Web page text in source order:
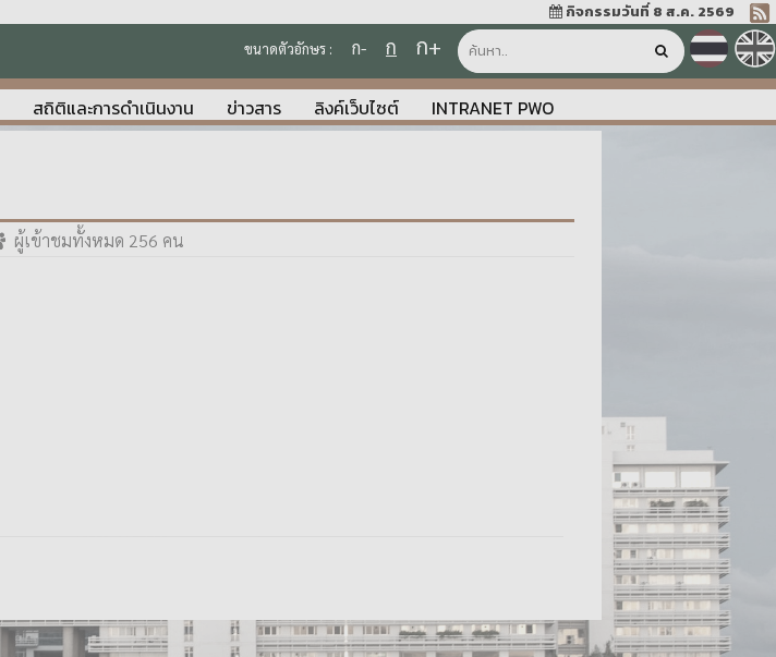
กิจกรรมวันที่ 8 ส.ค. 2569
ขนาดตัวอักษร : ก- ก ก+
สถิติและการดำเนินงาน ข่าวสาร ลิงค์เว็บไซต์ INTRANET PWO
ผู้เข้าชมทั้งหมด 256 คน